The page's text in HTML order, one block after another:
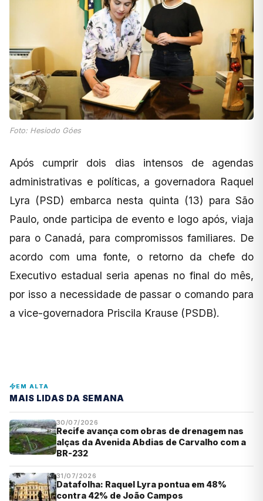
Foto: Hesiodo Góes
Após cumprir dois dias intensos de agendas
administrativas e políticas, a governadora Raquel
Lyra (PSD) embarca nesta quinta (13) para São
Paulo, onde participa de evento e logo após, viaja
para o Canadá, para compromissos familiares. De
acordo com uma fonte, o retorno da chefe do
Executivo estadual seria apenas no final do mês,
por isso a necessidade de passar o comando para
a vice-governadora Priscila Krause (PSDB).
EM ALTA
MAIS LIDAS DA SEMANA
30/07/2026
Recife avança com obras de drenagem nas
alças da Avenida Abdias de Carvalho com a
BR-232
31/07/2026
Datafolha: Raquel Lyra pontua em 48%
contra 42% de João Campos